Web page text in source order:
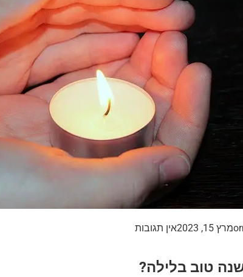
מרץ 15, 2023 אין תגובות
טוב בלילה?